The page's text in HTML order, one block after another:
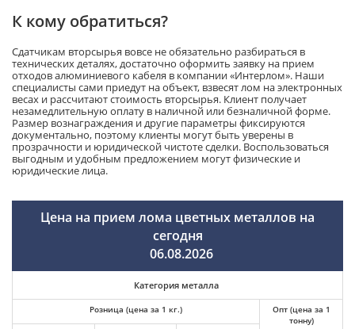
К кому обратиться?
Сдатчикам вторсырья вовсе не обязательно разбираться в
технических деталях, достаточно оформить заявку на прием
отходов алюминиевого кабеля в компании «Интерлом». Наши
специалисты сами приедут на объект, взвесят лом на электронных
весах и рассчитают стоимость вторсырья. Клиент получает
незамедлительную оплату в наличной или безналичной форме.
Размер вознаграждения и другие параметры фиксируются
документально, поэтому клиенты могут быть уверены в
прозрачности и юридической чистоте сделки. Воспользоваться
выгодным и удобным предложением могут физические и
юридические лица.
Цена на прием лома цветных металлов на
сегодня
06.08.2026
Категория металла
Розница (цена за 1 кг.)
Опт (цена за 1
тонну)